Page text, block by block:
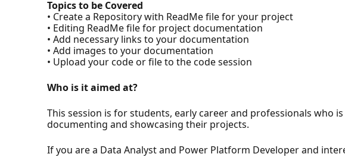
Topics to be Covered
• Create a Repository with ReadMe file for your project
• Editing ReadMe file for project documentation
• Add necessary links to your documentation
• Add images to your documentation
• Upload your code or file to the code session
Who is it aimed at?
This session is for students, early career and professionals
documenting and showcasing their projects.
If you are a Data Analyst and Power Platform Developer and